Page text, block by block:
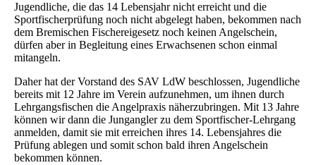
Jugendliche, die das 14 Lebensjahr nicht erreicht und die
Sportfischerprüfung noch nicht abgelegt haben, bekommen nach
dem Bremischen Fischereigesetz noch keinen Angelschein,
dürfen aber in Begleitung eines Erwachsenen schon einmal
mitangeln.
Daher hat der Vorstand des SAV LdW beschlossen, Jugendliche
bereits mit 12 Jahre im Verein aufzunehmen, um ihnen durch
Lehrgangsfischen die Angelpraxis näherzubringen. Mit 13 Jahre
können wir dann die Jungangler zu dem Sportfischer-Lehrgang
anmelden, damit sie mit erreichen ihres 14. Lebensjahres die
Prüfung ablegen und somit schon bald ihren Angelschein
bekommen können.